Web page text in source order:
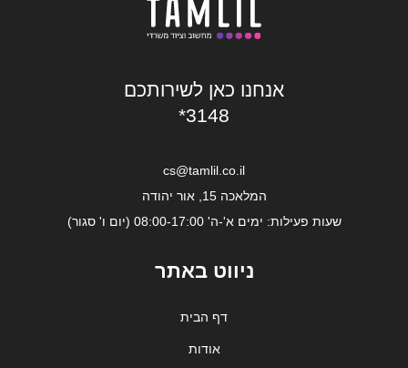
אנחנו כאן לשירותכם
*3148
cs@tamlil.co.il
המלאכה 15, אור יהודה
שעות פעילות: ימים א'-ה' 08:00-17:00 (יום ו' סגור)
ניווט באתר
דף הבית
אודות